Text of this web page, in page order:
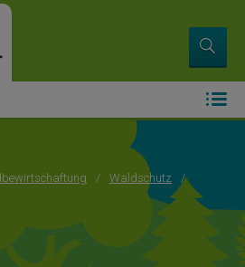
Waldschutz